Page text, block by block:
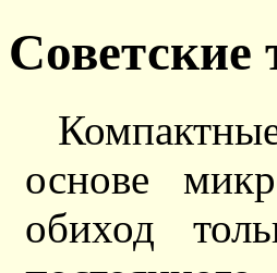
Советские
основе
обиход